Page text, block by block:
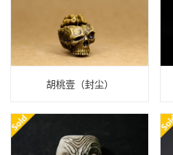
胡桃壹（封尘）